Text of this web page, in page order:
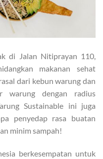
di Jalan Nitiprayan 110,
makanan sehat
dari kebun warung dan
warung dengan radius
Sustainable ini juga
penyedap rasa buatan
minim sampah!
berkesempatan untuk